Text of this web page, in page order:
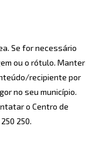
Se for necessário
ou o rótulo. Manter
recipiente por
no seu município.
o Centro de
250.